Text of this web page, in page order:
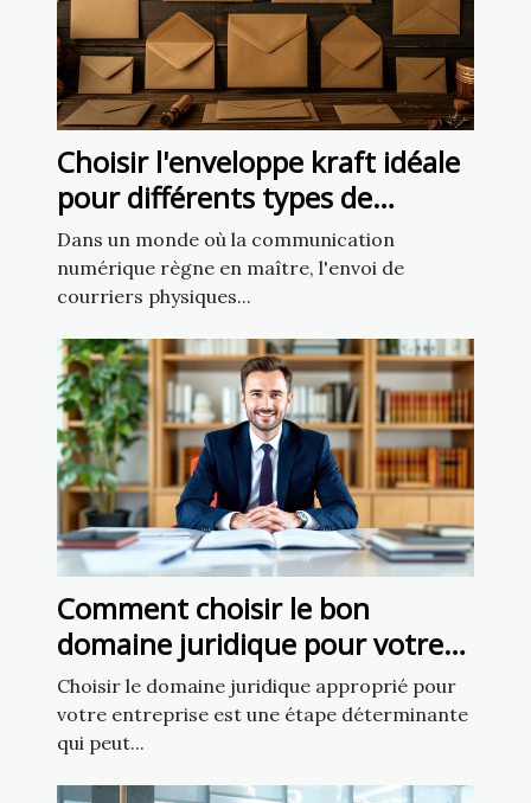
Choisir l'enveloppe kraft idéale
pour différents types de
courriers
Dans un monde où la communication
numérique règne en maître, l'envoi de
courriers physiques...
Comment choisir le bon
domaine juridique pour votre
affaire
Choisir le domaine juridique approprié pour
votre entreprise est une étape déterminante
qui peut...